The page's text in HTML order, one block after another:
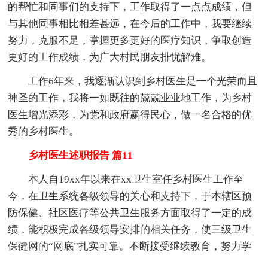
的帮忙和同事们的支持下，工作取得了一点点成绩，但
与其他同事相比相差甚远，在今后的工作中，我要继续
努力，克服不足，掌握更多更好的医疗知识，争取创造
更好的工作成绩，为广大村民朋友排忧解难。
工作6年来，我逐渐认识到乡村医生是一个光荣而且
神圣的工作，我将一如既往的兢兢业业地工作，为乡村
医生增光添彩，为党和政府赢得民心，做一名合格的优
秀的乡村医生。
乡村医生述职报告 篇11
本人自19xx年以来在xx卫生室任乡村医生工作至
今，在卫生系统各级领导的关心和支持下，于本辖区预
防保健、社区医疗等公共卫生服务方面取得了一定的成
绩，能积极完成各级领导安排的相关任务，使三级卫生
保健网的“网底”扎实可靠。不断接受继续教育，努力学